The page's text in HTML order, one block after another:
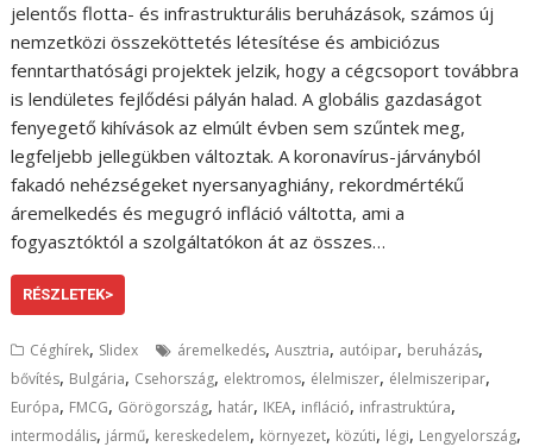
jelentős flotta- és infrastrukturális beruházások, számos új
nemzetközi összeköttetés létesítése és ambiciózus
fenntarthatósági projektek jelzik, hogy a cégcsoport továbbra
is lendületes fejlődési pályán halad. A globális gazdaságot
fenyegető kihívások az elmúlt évben sem szűntek meg,
legfeljebb jellegükben változtak. A koronavírus-járványból
fakadó nehézségeket nyersanyaghiány, rekordmértékű
áremelkedés és megugró infláció váltotta, ami a
fogyasztóktól a szolgáltatókon át az összes…
RÉSZLETEK>
Céghírek, Slidex áremelkedés,Ausztria, autóipar, beruházás,
bővítés, Bulgária, Csehország, elektromos, élelmiszer, élelmiszeripar,
Európa, FMCG, Görögország, határ, IKEA, infláció, infrastruktúra,
intermodális, jármű, kereskedelem, környezet, közúti, légi, Lengyelország,